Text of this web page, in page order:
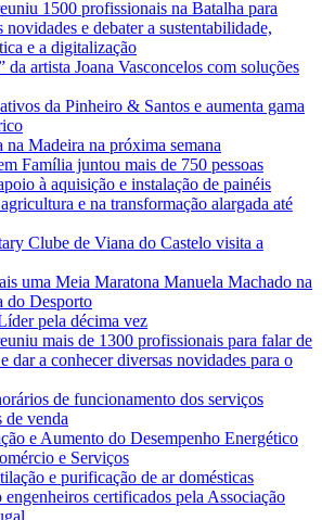
1500 profissionais na Batalha para
novidades e debater a sustentabilidade,
e a digitalização
da artista Joana Vasconcelos com soluções
da Pinheiro & Santos e aumenta gama
na Madeira na próxima semana
Família juntou mais de 750 pessoas
à aquisição e instalação de painéis
e na transformação alargada até
Clube de Viana do Castelo visita a
uma Meia Maratona Manuela Machado na
do Desporto
pela décima vez
mais de 1300 profissionais para falar de
dar a conhecer diversas novidades para o
de funcionamento dos serviços
de venda
e Aumento do Desempenho Energético
e Serviços
e purificação de ar domésticas
certificados pela Associação